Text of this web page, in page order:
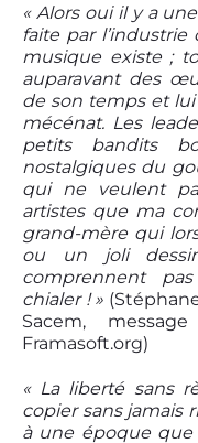
« Alors oui il y a
faite par
musique existe ;
auparavant des
de son temps et
mécénat. Les
petits bandits
nostalgiques du
qui ne veulent
artistes que ma
grand-mère qui
ou un joli
comprennent
chialer ! »
Sacem,
Framasoft.org)
« La liberté sans
copier sans jamais
à une époque que